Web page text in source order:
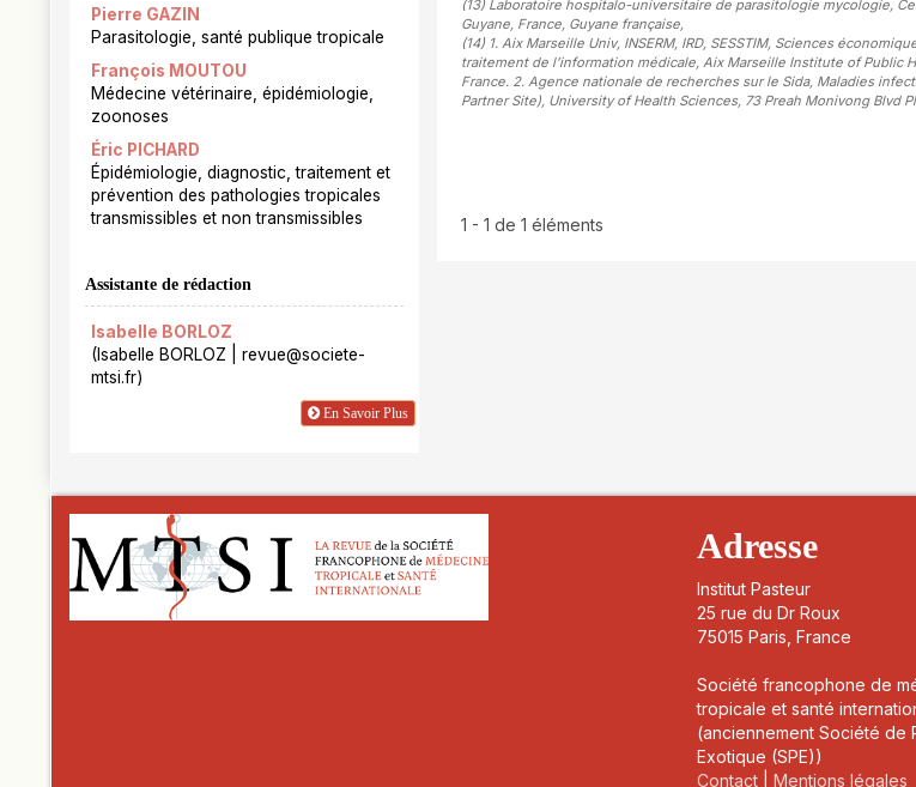
Pierre GAZIN
Parasitologie, santé publique tropicale
François MOUTOU
Médecine vétérinaire, épidémiologie,
zoonoses
Éric PICHARD
Épidémiologie, diagnostic, traitement et
prévention des pathologies tropicales
transmissibles et non transmissibles
Assistante de rédaction
Isabelle BORLOZ
(Isabelle BORLOZ | revue@societe-
mtsi.fr)
En Savoir Plus
(13) Laboratoire hospitalo-universitaire de parasitologie mycologie,
Guyane, France, Guyane française,
(14) 1. Aix Marseille Univ, INSERM, IRD, SESSTIM, Sciences
traitement de l’information médicale, Aix Marseille Institute of Public
France. 2. Agence nationale de recherches sur le Sida, Maladies
Partner Site), University of Health Sciences, 73 Preah Monivong Blvd
1 - 1 de 1 éléments
Adresse
Institut Pasteur
25 rue du Dr Roux
75015 Paris, France
Société francophone de
tropicale et santé
(anciennement Société de
Exotique (SPE))
Contact |Mentions légales